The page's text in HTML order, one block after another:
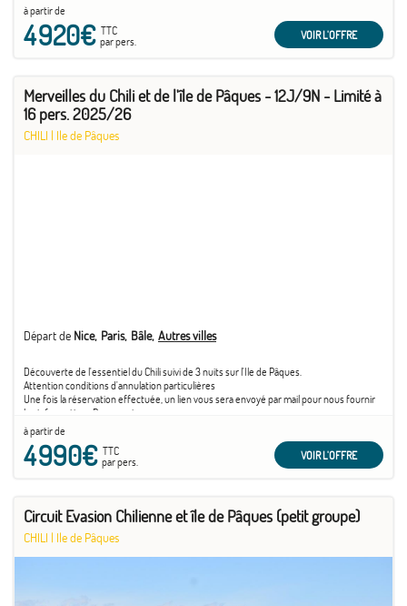
Compagnies aériennes:
Air France, Iberia, LATAM, ou autres selon votre sélection.
- de 90 à 45 jours avant la date de départ, 60% du montant total du voyage
- de 44 à 31 jours avant la date de départ, 80% du montant total du voyage
- moins de 31 jours avant la date de départ, 100% du montant total du voyage
Attention, l'ajout de bagage optionnel est non remboursable.
à partir de
4 920€TTC
par pers.
VOIR L'OFFRE
Merveilles du Chili et de l'île de Pâques - 12J/9N - Limité à
16 pers. 2025/26
CHILI | Ile de Pâques
Départ de Nice Paris Bâle Autres villes
Découverte de l'essentiel du Chili suivi de 3 nuits sur l'Ile de Pâques.
Attention conditions d'annulation particulières
Une fois la réservation effectuée, un lien vous sera envoyé par mail pour nous fournir
les informations Passeports.
Veuillez-nous les faire parvenir dans les 2 jours suivant votre réservation. En l'absence
de réception des passeports dans un délai de 30 jours suivant la date de réservation,
un supplément tarifaire pourra être appliqué.
à partir de
4 990€TTC
par pers.
VOIR L'OFFRE
Circuit Evasion Chilienne et île de Pâques (petit groupe)
CHILI | Ile de Pâques